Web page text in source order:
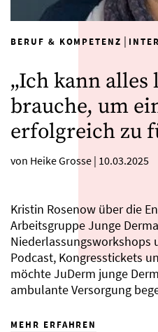
BERUF & KOMPETENZ |
„Ich kann
brauche, um
erfolgreich zu
von Heike Grosse | 10.03.2025
Kristin Rosenow über die
Arbeitsgruppe Junge
Niederlassungsworkshops
Podcast, Kongresstickets
möchte JuDerm junge
ambulante Versorgung
MEHR ERFAHREN